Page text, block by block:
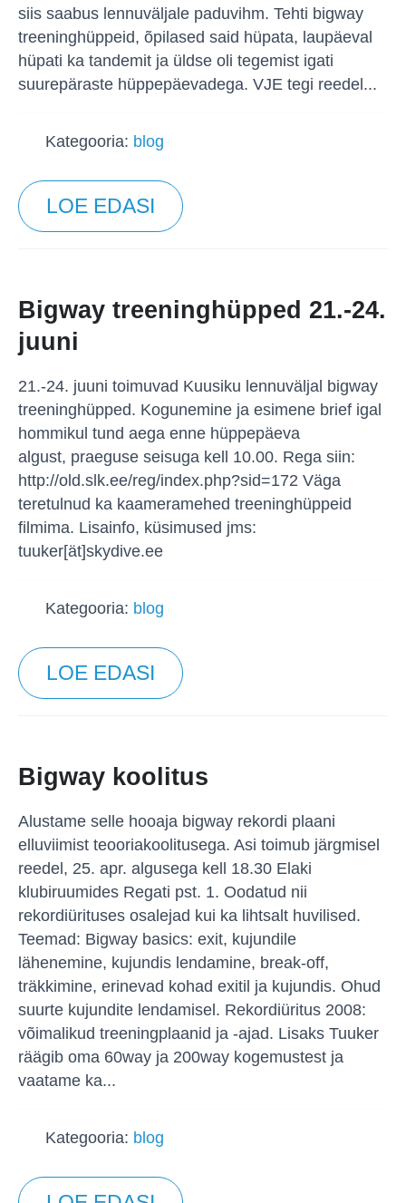
siis saabus lennuväljale paduvihm. Tehti bigway
treeninghüppeid, õpilased said hüpata, laupäeval
hüpati ka tandemit ja üldse oli tegemist igati
suurepäraste hüppepäevadega. VJE tegi reedel...
Kategooria: blog
LOE EDASI
Bigway treeninghüpped 21.-24.
juuni
21.-24. juuni toimuvad Kuusiku lennuväljal bigway
treeninghüpped. Kogunemine ja esimene brief igal
hommikul tund aega enne hüppepäeva
algust, praeguse seisuga kell 10.00. Rega siin:
http://old.slk.ee/reg/index.php?sid=172 Väga
teretulnud ka kaameramehed treeninghüppeid
filmima. Lisainfo, küsimused jms:
tuuker[ät]skydive.ee
Kategooria: blog
LOE EDASI
Bigway koolitus
Alustame selle hooaja bigway rekordi plaani
elluviimist teooriakoolitusega. Asi toimub järgmisel
reedel, 25. apr. algusega kell 18.30 Elaki
klubiruumides Regati pst. 1. Oodatud nii
rekordiürituses osalejad kui ka lihtsalt huvilised.
Teemad: Bigway basics: exit, kujundile
lähenemine, kujundis lendamine, break-off,
träkkimine, erinevad kohad exitil ja kujundis. Ohud
suurte kujundite lendamisel. Rekordiüritus 2008:
võimalikud treeningplaanid ja -ajad. Lisaks Tuuker
räägib oma 60way ja 200way kogemustest ja
vaatame ka...
Kategooria: blog